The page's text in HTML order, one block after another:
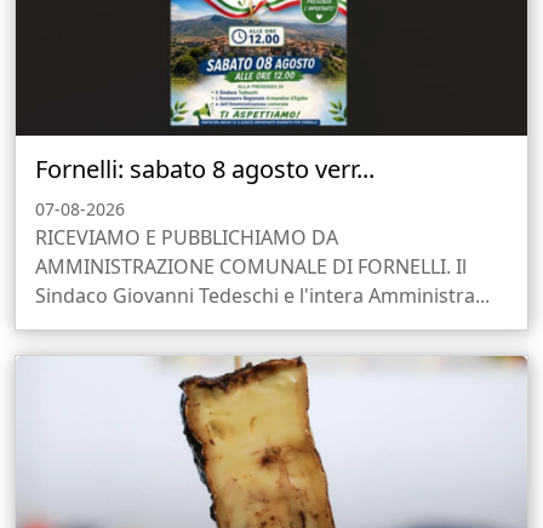
Fornelli: sabato 8 agosto verr...
07-08-2026
RICEVIAMO E PUBBLICHIAMO DA
AMMINISTRAZIONE COMUNALE DI FORNELLI. Il
Sindaco Giovanni Tedeschi e l'intera Amministra...